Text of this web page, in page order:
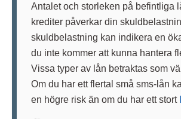
Antalet och storleken på befintliga
krediter påverkar din
skuldbelastning kan indikera en
du inte kommer att kunna hantera
Vissa typer av lån betraktas som
Om du har ett flertal små sms-lån
en högre risk än om du har ett stort